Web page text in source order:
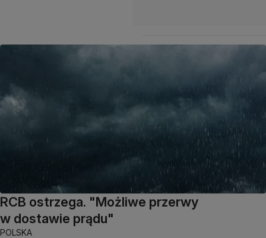
RCB ostrzega. "Możliwe przerwy
w dostawie prądu"
POLSKA